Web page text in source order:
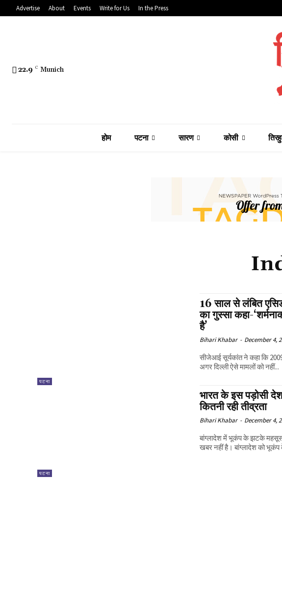
Advertise About Events Write for Us In the Press
22.9 C Munich
होम पटना सारण कोसी
पटना
16 साल से लंबित
का गुस्सा कहा-
है’
Bihari Khabar - December 4,
सीजेआई सूर्यकांत ने कहा कि
अगर दिल्ली ऐसे मामलों को नहीं...
पटना
भारत के इस पड़ोसी
कितनी रही तीव्रता
Bihari Khabar - December 4,
बांग्लादेश में भूकंप के झटके
खबर नहीं है। बांग्लादेश को भूकंप